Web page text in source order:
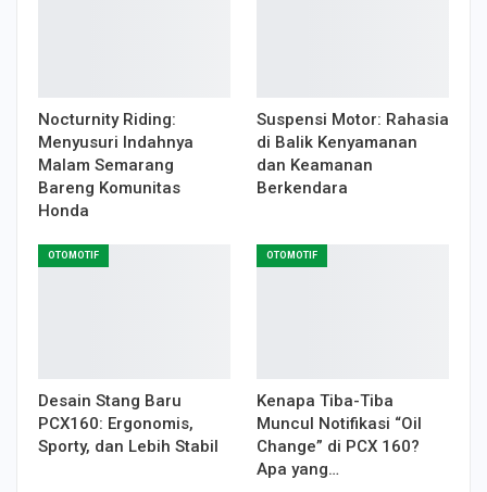
Nocturnity Riding:
Menyusuri Indahnya
Malam Semarang
Bareng Komunitas
Honda
Suspensi Motor: Rahasia
di Balik Kenyamanan
dan Keamanan
Berkendara
OTOMOTIF
Desain Stang Baru
PCX160: Ergonomis,
Sporty, dan Lebih Stabil
OTOMOTIF
Kenapa Tiba-Tiba
Muncul Notifikasi “Oil
Change” di PCX 160?
Apa yang…